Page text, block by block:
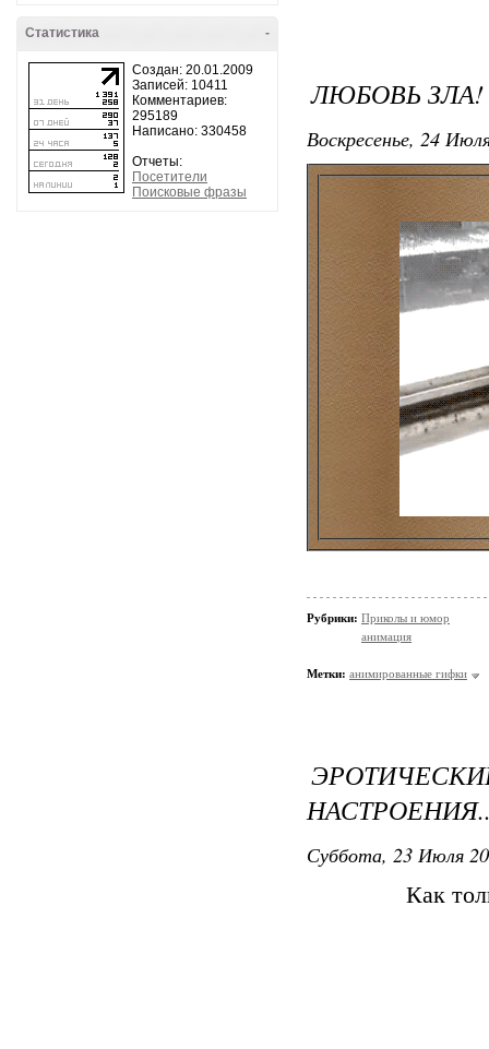
-
Статистика
Создан: 20.01.2009
Записей: 10411
Комментариев:
295189
Написано: 330458
Отчеты:
Посетители
Поисковые фразы
ЛЮБОВЬ ЗЛА!
Воскресенье, 24
Рубрики: Приколы и юмор
анимация
Метки: анимированные гифки
Суббота, 23 Июля
Как